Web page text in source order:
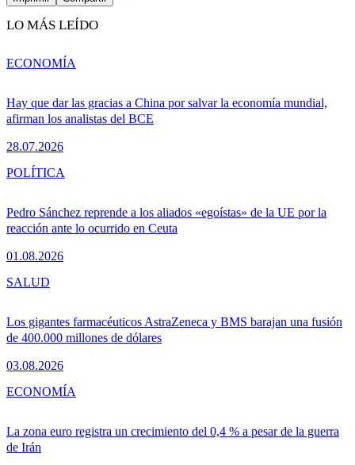
LO MÁS LEÍDO
Hay que dar las gracias a China por salvar la economía mundial,
afirman los analistas del BCE
28.07.2026
ECONOMÍA
Pedro Sánchez reprende a los aliados «egoístas» de la UE por la
reacción ante lo ocurrido en Ceuta
01.08.2026
POLÍTICA
Los gigantes farmacéuticos AstraZeneca y BMS barajan una fusión
de 400.000 millones de dólares
03.08.2026
SALUD
La zona euro registra un crecimiento del 0,4 % a pesar de la guerra
de Irán
ECONOMÍA